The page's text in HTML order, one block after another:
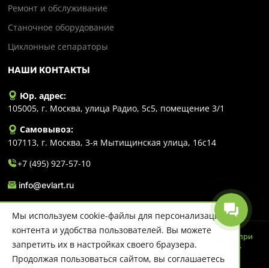
Ремонт и обслуживание
Станочное оборудование
Циклонные сепараторы
НАШИ КОНТАКТЫ
Юр. адрес:
105005, г. Москва, улица Радио, 5с5, помещение 3/1
Самовывоз:
107113, г. Москва, 3-я Мытищинская улица, 16с14
+7 (495) 927-57-10
info@evlart.ru
© 2026 Evlart. Сайт несет информационный характер и ни при
каких обстоятельствах не является публичной офертой.
Политика конфиденциальности
Мы используем cookie-файлы для персонализации
контента и удобства пользователей. Вы можете
запретить их в настройках своего браузера.
Продолжая пользоваться сайтом, вы соглашаетесь